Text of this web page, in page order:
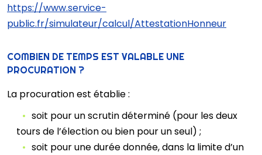
https://www.service-
public.fr/simulateur/calcul/AttestationHonneur
COMBIEN DE TEMPS EST VALABLE UNE
PROCURATION ?
La procuration est établie :
soit pour un scrutin déterminé (pour les deux
tours de l’élection ou bien pour un seul) ;
soit pour une durée donnée, dans la limite d’un